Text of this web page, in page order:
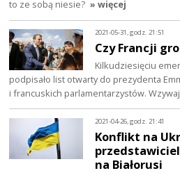
to ze sobą niesie? » więcej
2021-05-31, godz. 21:51
Czy Francji
Kilkudziesięciu
podpisało list otwarty do prezydenta
i francuskich parlamentarzystów.
2021-04-26, godz. 21:41
Konflikt na
na Białorusi